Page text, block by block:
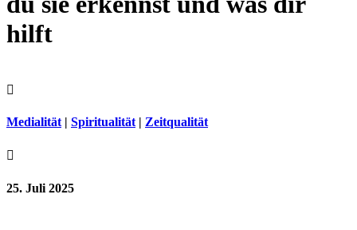
hilft

Medialität | Spiritualität | Zeitqualität

25. Juli 2025